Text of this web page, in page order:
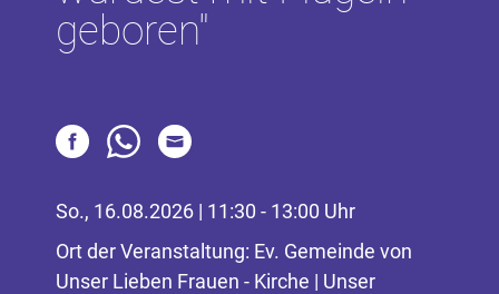
geboren"
So., 16.08.2026 | 11:30 - 13:00 Uhr
Ort der Veranstaltung: Ev. Gemeinde von
Unser Lieben Frauen - Kirche | Unser